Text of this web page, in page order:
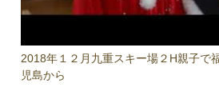
2018年１２月九重スキー場２H親子で
児島から